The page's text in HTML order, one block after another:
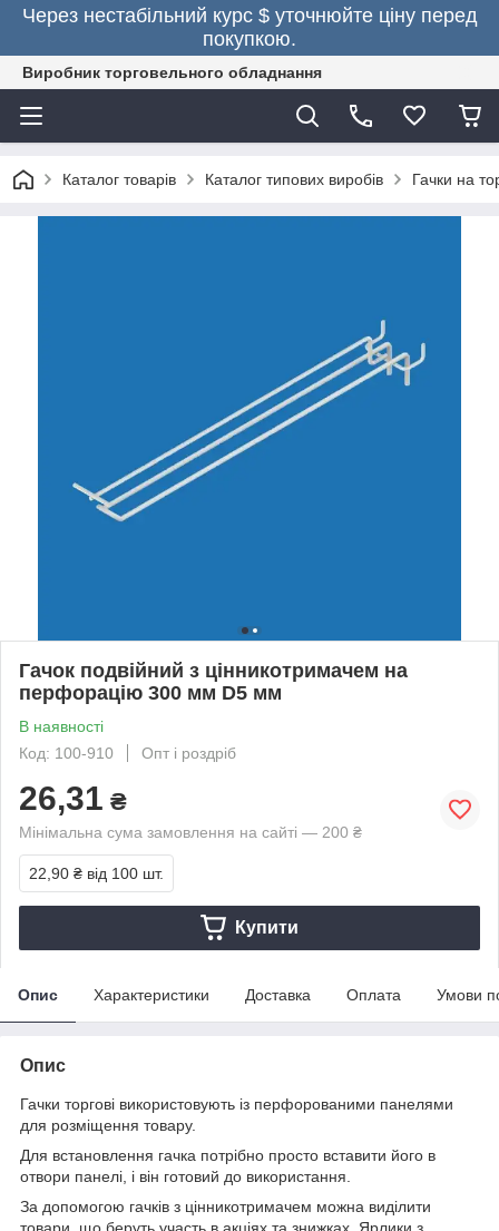
Через нестабільний курс $ уточнюйте ціну перед
покупкою.
Виробник торговельного обладнання
Каталог товарів Каталог типових виробів Гачки на
Гачок подвійний з цінникотримачем на
перфорацію 300 мм D5 мм
В наявності
Код: 100-910
Опт і роздріб
26,31 ₴
Мінімальна сума замовлення на сайті — 200 ₴
22,90 ₴ від 100 шт.
Купити
Опис Характеристики Доставка Оплата Умови
Опис
Гачки торгові використовують із перфорованими панелями
для розміщення товару.
Для встановлення гачка потрібно просто вставити його в
отвори панелі, і він готовий до використання.
За допомогою гачків з цінникотримачем можна виділити
товари, що беруть участь в акціях та знижках. Ярлики з